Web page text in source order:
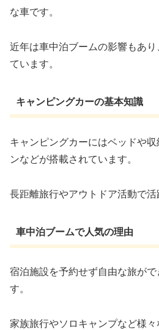
な車です。
近年は車中泊ブームの影響もあ
ています。
キャンピングカーの基本知識
キャンピングカーにはベッドや
ンなどが搭載されています。
長距離旅行やアウトドア活動で活
車中泊ブームで人気の理由
宿泊施設を予約せず自由な旅が
す。
家族旅行やソロキャンプなど様